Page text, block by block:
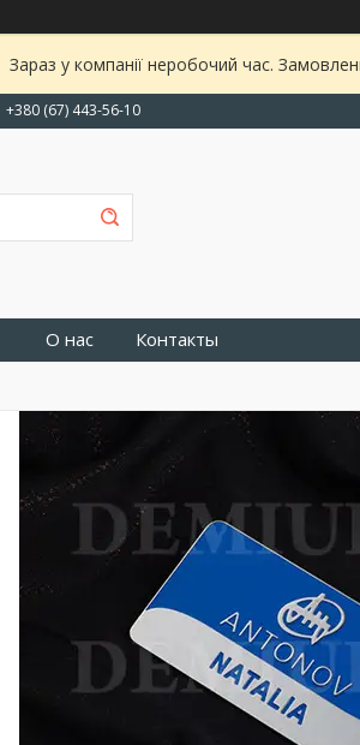
Зараз у компанії неробочий час.
+380 (67) 443-56-10
О нас Контакты